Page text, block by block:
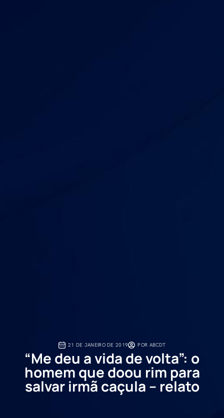
21 DE JANEIRO DE 2019 POR ABCDT
“Me deu a vida de volta”: o
homem que doou rim para
salvar irmã caçula – relato